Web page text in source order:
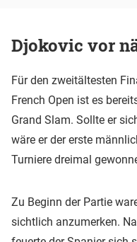
Djokovic vor
Für den zweitältesten
French Open ist es
Grand Slam. Sollte er
wäre er der erste
Turniere dreimal
Zu Beginn der Partie
sichtlich anzumerken.